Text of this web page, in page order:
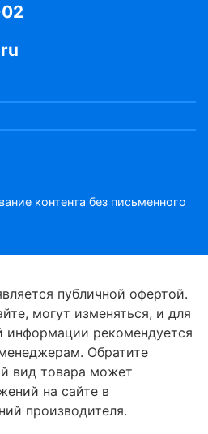
контента без письменного
публичной офертой.
могут изменяться, и для
информации рекомендуется
Обратите
вид товара может
на сайте в
производителя.